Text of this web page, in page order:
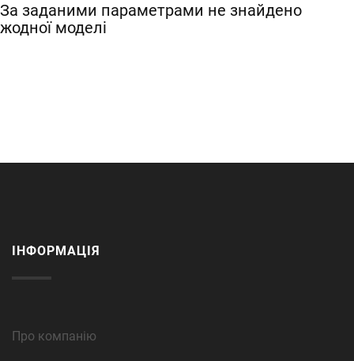
За заданими параметрами не знайдено
жодної моделі
ІНФОРМАЦІЯ
Про компанію